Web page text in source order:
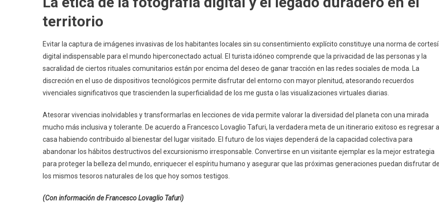
territorio
Evitar la captura de imágenes invasivas de los habitantes locales sin su consentimiento explícito constituye una norma de
digital indispensable para el mundo hiperconectado actual. El turista idóneo comprende que la privacidad de las personas y la
sacralidad de ciertos rituales comunitarios están por encima del deseo de ganar tracción en las redes sociales de moda. La
discreción en el uso de dispositivos tecnológicos permite disfrutar del entorno con mayor plenitud, atesorando recuerdos
vivenciales significativos que trascienden la superficialidad de los me gusta o las visualizaciones virtuales diarias.
Atesorar vivencias inolvidables y transformarlas en lecciones de vida permite valorar la diversidad del planeta con una mirada
mucho más inclusiva y tolerante. De acuerdo a Francesco Lovaglio Tafuri, la verdadera meta de un itinerario exitoso es regresar a
casa habiendo contribuido al bienestar del lugar visitado. El futuro de los viajes dependerá de la capacidad colectiva para
abandonar los hábitos destructivos del excursionismo irresponsable. Convertirse en un visitante ejemplar es la mejor estrategia
para proteger la belleza del mundo, enriquecer el espíritu humano y asegurar que las próximas generaciones puedan disfrutar de
los mismos tesoros naturales de los que hoy somos testigos.
(Con información de Francesco Lovaglio Tafuri)